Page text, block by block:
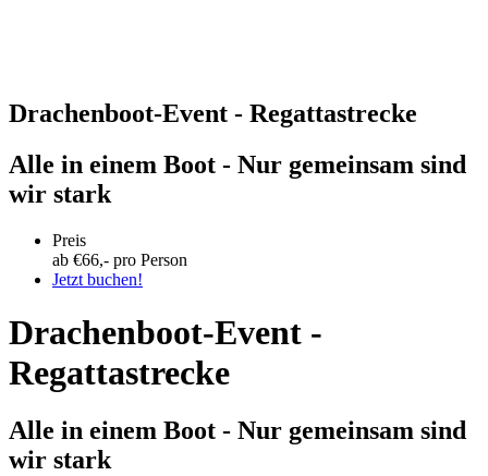
Drachenboot-Event - Regattastrecke
Alle in einem Boot - Nur gemeinsam sind
wir stark
Preis
ab €66,- pro Person
Jetzt buchen!
Drachenboot-Event -
Regattastrecke
Alle in einem Boot - Nur gemeinsam sind
wir stark